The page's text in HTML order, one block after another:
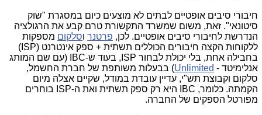
חיבורי סיבים אופטיים לבתים לא מוצעים כיום במסגרת "שוק
סיטונאי". זאת, משום שמשרד התקשורת טרם קבע את הרגולציה
הנדרשת לחיבורי סיבים אופטיים. לכן, פרטנר וסלקום מספקות
ללקוחות הקצה חיבורים הכוללים תשתית + ספק אינטרנט (ISP
)
בחבילה אחת, בלי יכולת לבחור ISP , בעוד ש-IBC (עם שם המותג
אנלימיטד - Unlimited) בבעלות משותפת של חברת החשמל,
סלקום וקבוצת תש"י, עדיין עובדת במודל, שקיים אצלה מיום
הקמתה. כלומר, IBC היא רק ספק תשתית ואת ה-ISP בוחרים
מפורטל הספקים של החברה.